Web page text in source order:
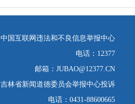
中国互联网违法和不良信息举报中心
电话：12377
邮箱：JUBAO@12377.CN
吉林省新闻道德委员会举报中心投诉
电话：0431-88600665